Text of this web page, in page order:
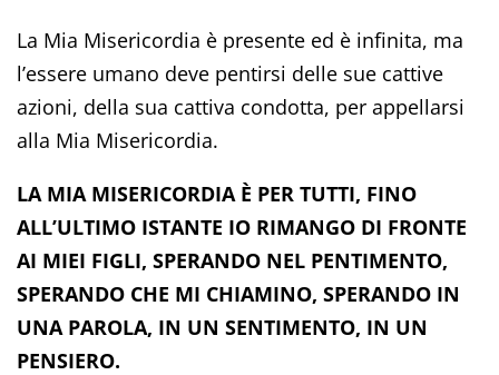
La Mia Misericordia è presente ed è infinita, ma
l’essere umano deve pentirsi delle sue cattive
azioni, della sua cattiva condotta, per appellarsi
alla Mia Misericordia.
LA MIA MISERICORDIA È PER TUTTI, FINO
ALL’ULTIMO ISTANTE IO RIMANGO DI FRONTE
AI MIEI FIGLI, SPERANDO NEL PENTIMENTO,
SPERANDO CHE MI CHIAMINO, SPERANDO IN
UNA PAROLA, IN UN SENTIMENTO, IN UN
PENSIERO.